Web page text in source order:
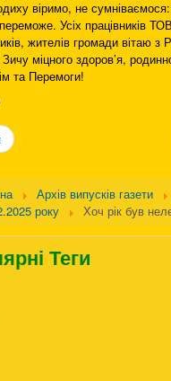
віримо, не
Усіх працівників
жителів громади вітаю з
міцного здоров’я,
та Перемоги!
Архів випусків газети
року
Хоч рік був
Теги